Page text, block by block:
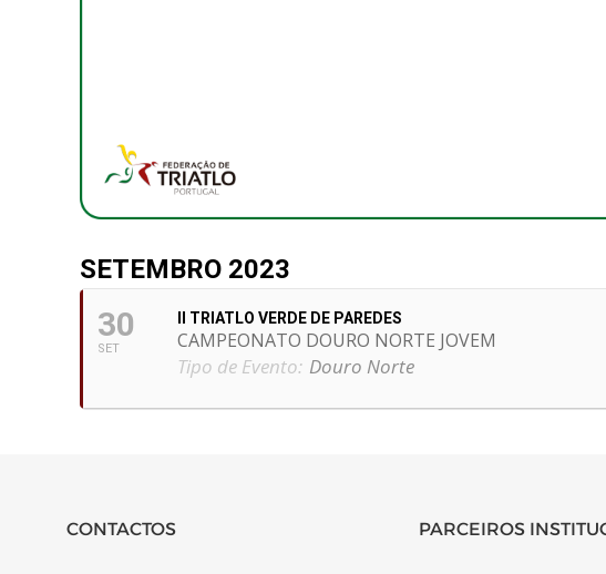
SETEMBRO 2023
30
SET
II TRIATLO VERDE DE PAREDES
CAMPEONATO DOURO NORTE JOVEM
Tipo de Evento: Douro Norte
CONTACTOS PARCEIROS